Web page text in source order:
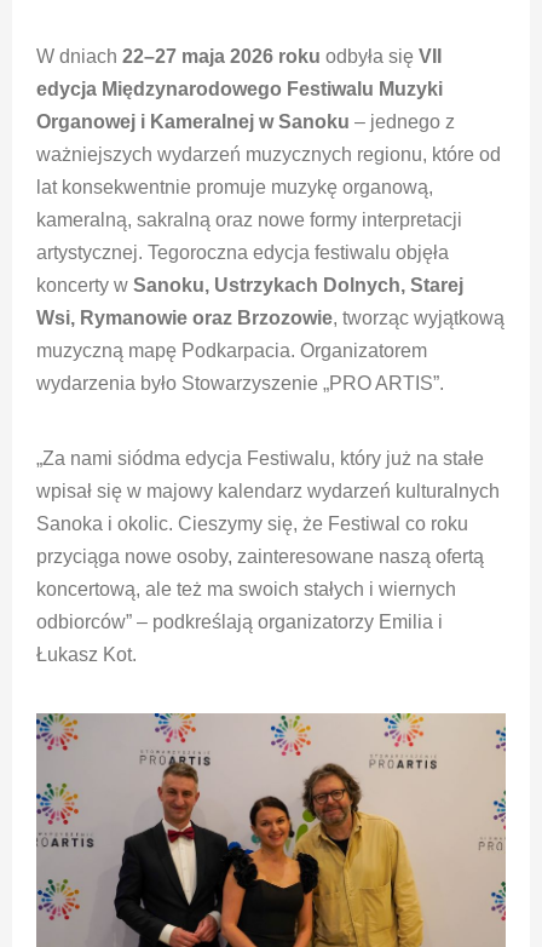
W dniach 22–27 maja 2026 roku odbyła się VII
edycja Międzynarodowego Festiwalu Muzyki
Organowej i Kameralnej w Sanoku – jednego z
ważniejszych wydarzeń muzycznych regionu, które od
lat konsekwentnie promuje muzykę organową,
kameralną, sakralną oraz nowe formy interpretacji
artystycznej. Tegoroczna edycja festiwalu objęła
koncerty w Sanoku, Ustrzykach Dolnych, Starej
Wsi, Rymanowie oraz Brzozowie, tworząc wyjątkową
muzyczną mapę Podkarpacia. Organizatorem
wydarzenia było Stowarzyszenie „PRO ARTIS”.
„Za nami siódma edycja Festiwalu, który już na stałe
wpisał się w majowy kalendarz wydarzeń kulturalnych
Sanoka i okolic. Cieszymy się, że Festiwal co roku
przyciąga nowe osoby, zainteresowane naszą ofertą
koncertową, ale też ma swoich stałych i wiernych
odbiorców” – podkreślają organizatorzy Emilia i
Łukasz Kot.